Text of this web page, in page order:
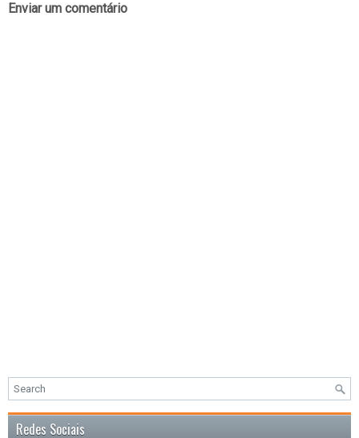
Enviar um comentário
Redes Sociais